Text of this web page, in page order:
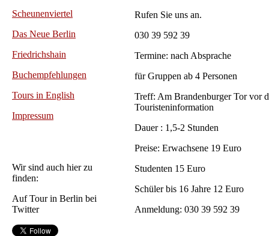
Scheunenviertel
Das Neue Berlin
Friedrichshain
Buchempfehlungen
Tours in English
Impressum
Wir sind auch hier zu
finden:
Auf Tour in Berlin bei
Twitter
Rufen Sie uns an.
030 39 592 39
Termine: nach Absprache
für Gruppen ab 4 Personen
Treff: Am Brandenburger Tor vor
Touristeninformation
Dauer : 1,5-2 Stunden
Preise: Erwachsene 19 Euro
Studenten 15 Euro
Schüler bis 16 Jahre 12 Euro
Anmeldung: 030 39 592 39